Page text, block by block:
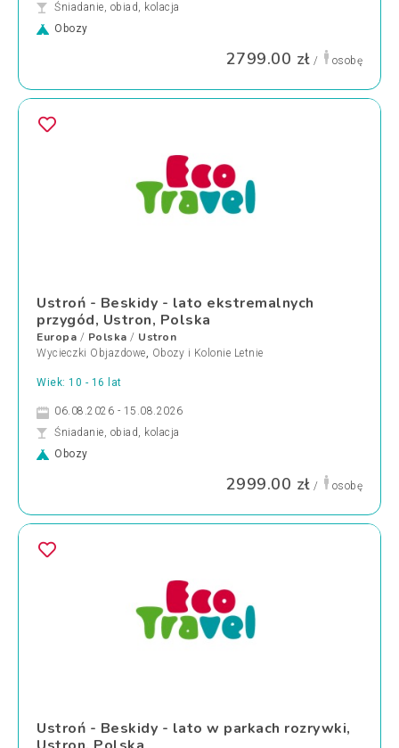
Śniadanie, obiad, kolacja
Obozy
2799.00 zł / osobę
Ustroń - Beskidy - lato ekstremalnych
przygód, Ustron, Polska
Europa / Polska / Ustron
Wycieczki Objazdowe, Obozy i Kolonie Letnie
Wiek: 10 - 16 lat
06.08.2026 - 15.08.2026
Śniadanie, obiad, kolacja
Obozy
2999.00 zł / osobę
Ustroń - Beskidy - lato w parkach rozrywki,